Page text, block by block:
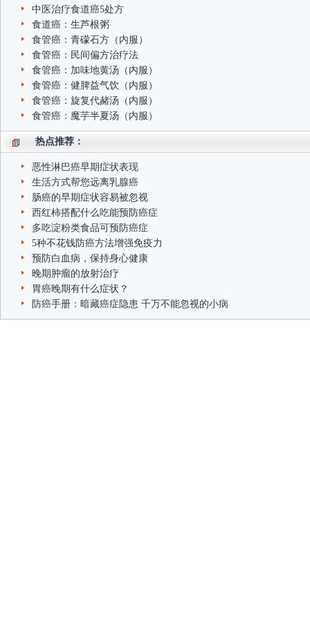
中医治疗食道癌5处方
食道癌：生芦根粥
食管癌：青礞石方（内服）
食管癌：民间偏方治疗法
食管癌：加味地黄汤（内服）
食管癌：健脾益气饮（内服）
食管癌：旋复代赭汤（内服）
食管癌：魔芋半夏汤（内服）
热点推荐：
恶性淋巴癌早期症状表现
生活方式帮您远离乳腺癌
肠癌的早期症状容易被忽视
西红柿搭配什么吃能预防癌症
多吃淀粉类食品可预防癌症
5种不花钱防癌方法增强免疫力
预防白血病，保持身心健康
晚期肿瘤的放射治疗
胃癌晚期有什么症状？
防癌手册：暗藏癌症隐患 千万不能忽视的小病